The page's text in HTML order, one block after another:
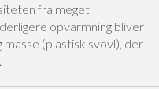
fra meget
opvarmning bliver
(plastisk svovl), der